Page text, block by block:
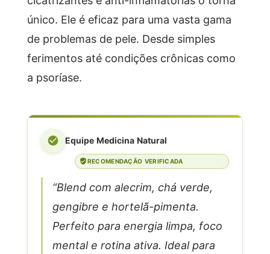
único. Ele é eficaz para uma vasta gama
de problemas de pele. Desde simples
ferimentos até condições crônicas como
a psoríase.
Equipe Medicina Natural
RECOMENDAÇÃO VERIFICADA
“Blend com alecrim, chá verde,
gengibre e hortelã-pimenta.
Perfeito para energia limpa, foco
mental e rotina ativa. Ideal para